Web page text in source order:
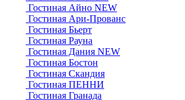
Гостиная Айно NEW
Гостиная Ари-Прованс
Гостиная Бьерт
Гостиная Рауна
Гостиная Дания NEW
Гостиная Бостон
Гостиная Скандия
Гостиная ПЕННИ
Гостиная Гранада